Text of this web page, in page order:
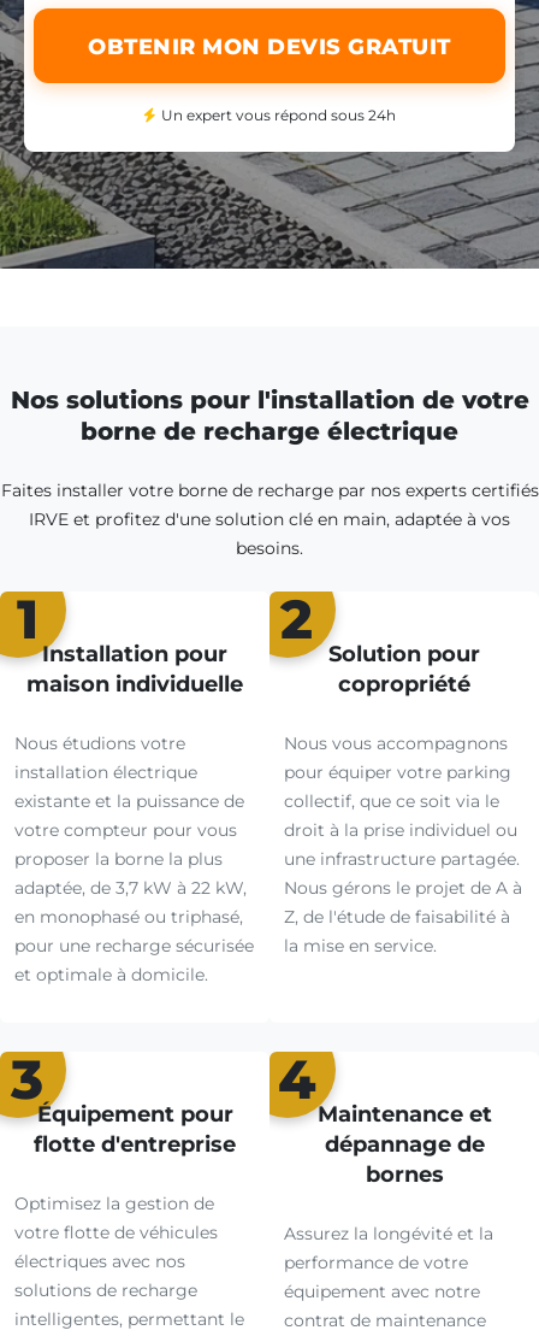
OBTENIR MON DEVIS GRATUIT
Un expert vous répond sous 24h
Nos solutions pour l'installation de votre
borne de recharge électrique
Faites installer votre borne de recharge par nos experts certifiés
IRVE et profitez d'une solution clé en main, adaptée à vos
besoins.
1
Installation pour
maison individuelle
Nous étudions votre
installation électrique
existante et la puissance de
votre compteur pour vous
proposer la borne la plus
adaptée, de 3,7 kW à 22 kW,
en monophasé ou triphasé,
pour une recharge sécurisée
et optimale à domicile.
2
Solution pour
copropriété
Nous vous accompagnons
pour équiper votre parking
collectif, que ce soit via le
droit à la prise individuel ou
une infrastructure partagée.
Nous gérons le projet de A à
Z, de l'étude de faisabilité à
la mise en service.
3
Équipement pour
flotte d'entreprise
Optimisez la gestion de
votre flotte de véhicules
électriques avec nos
solutions de recharge
intelligentes, permettant le
4
Maintenance et
dépannage de
bornes
Assurez la longévité et la
performance de votre
équipement avec notre
contrat de maintenance